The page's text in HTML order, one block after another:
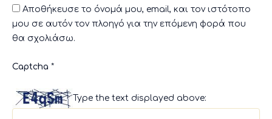
Αποθήκευσε το όνομά μου, email, και τον ιστότοπο
μου σε αυτόν τον πλοηγό για την επόμενη φορά που
θα σχολιάσω.
Captcha *
Type the text displayed above: